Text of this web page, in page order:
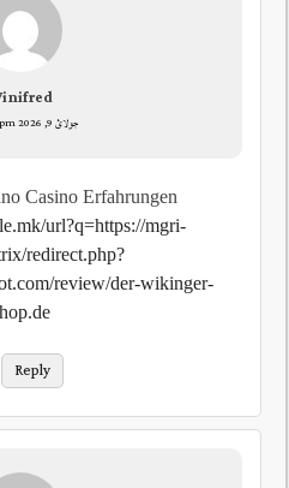
جولائ 9, 2026 at 9:50 pm
Casino Erfahrungen
url?q=https://mgri-
redirect.php?
review/der-wikinger-
Reply